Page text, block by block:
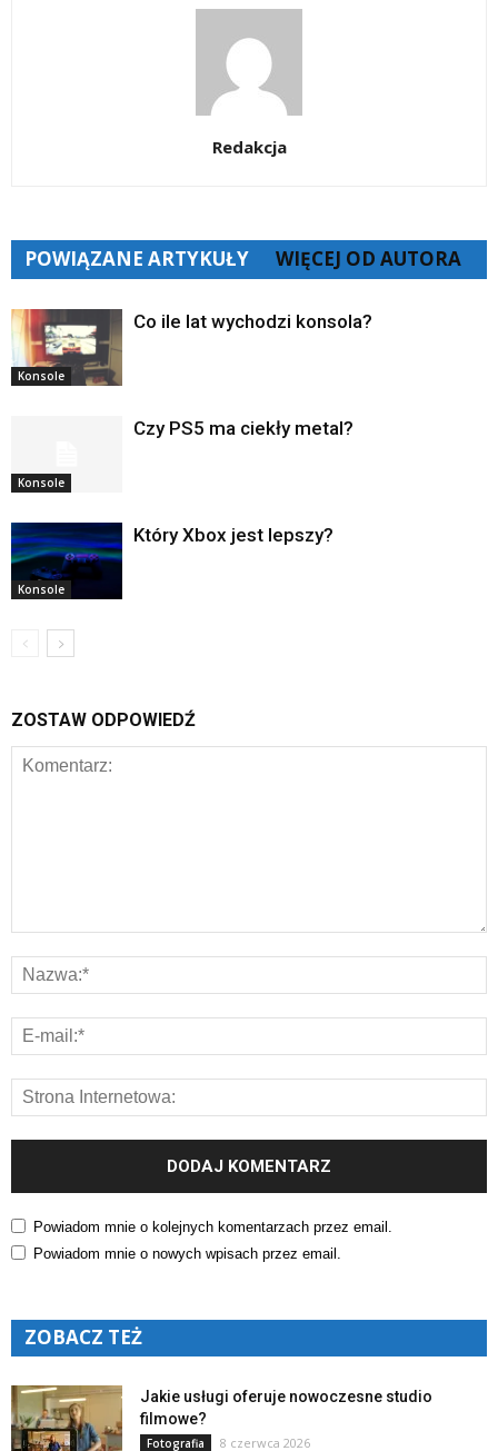
Redakcja
POWIĄZANE ARTYKUŁY WIĘCEJ OD AUTORA
Konsole
Co ile lat wychodzi konsola?
Konsole
Czy PS5 ma ciekły metal?
Konsole
Który Xbox jest lepszy?
ZOSTAW ODPOWIEDŹ
Powiadom mnie o kolejnych komentarzach przez email.
Powiadom mnie o nowych wpisach przez email.
ZOBACZ TEŻ
Jakie usługi oferuje nowoczesne studio
filmowe?
Fotografia 8 czerwca 2026